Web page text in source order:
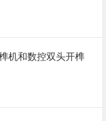
机和数控双头开榫